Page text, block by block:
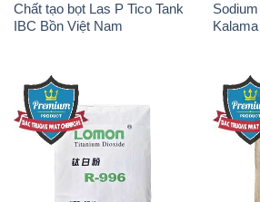
Chất tạo bọt Las P Tico Tank
IBC Bồn Việt Nam